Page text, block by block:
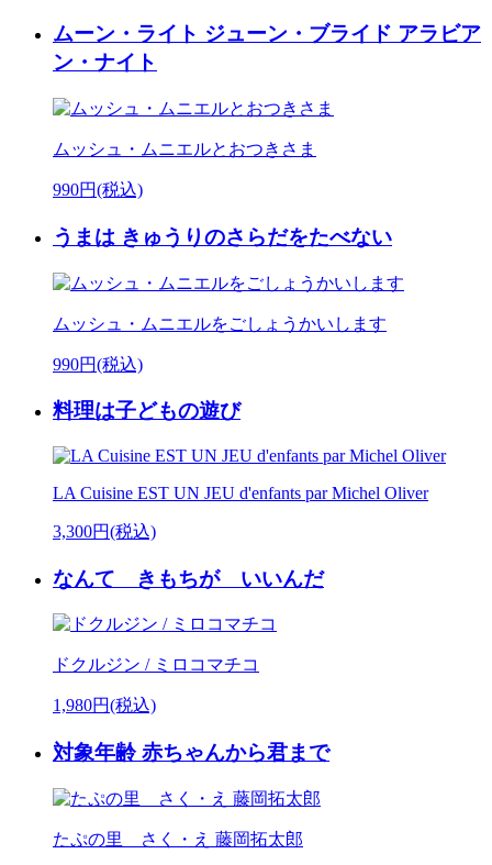
ムーン・ライト ジューン・ブライド アラビア
ン・ナイト
ムッシュ・ムニエルとおつきさま
990円(税込)
うまは きゅうりのさらだをたべない
ムッシュ・ムニエルをごしょうかいします
990円(税込)
料理は子どもの遊び
LA Cuisine EST UN JEU d'enfants par Michel Oliver
3,300円(税込)
なんて きもちが いいんだ
ドクルジン / ミロコマチコ
1,980円(税込)
対象年齢 赤ちゃんから君まで
たぷの里 さく・え 藤岡拓太郎